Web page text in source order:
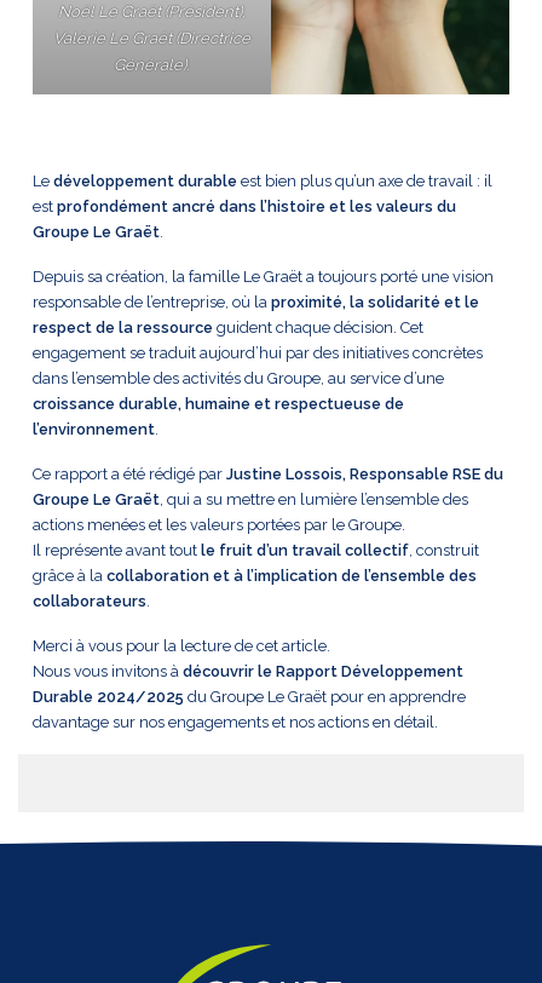
Noël Le Graët (Président),
Valérie Le Graët (Directrice
Générale).
Le développement durable est bien plus qu’un axe de travail : il
est profondément ancré dans l’histoire et les valeurs du
Groupe Le Graët
Depuis sa création, la famille Le Graët a toujours porté une vision
responsable de l’entreprise, où la proximité, la solidarité et le
respect de la ressource guident chaque décision. Cet
engagement se traduit aujourd’hui par des initiatives concrètes
dans l’ensemble des activités du Groupe, au service d’une
croissance durable, humaine et respectueuse de
l’environnement
Ce rapport a été rédigé par Justine Lossois, Responsable RSE du
Groupe Le Graët , qui a su mettre en lumière l’ensemble des
actions menées et les valeurs portées par le Groupe.
Il représente avant tout le fruit d’un travail collectif , construit
grâce à la collaboration et à l’implication de l’ensemble des
collaborateurs
Merci à vous pour la lecture de cet article.
Nous vous invitons à découvrir le Rapport Développement
Durable 2024/2025 du Groupe Le Graët pour en apprendre
davantage sur nos engagements et nos actions en détail.